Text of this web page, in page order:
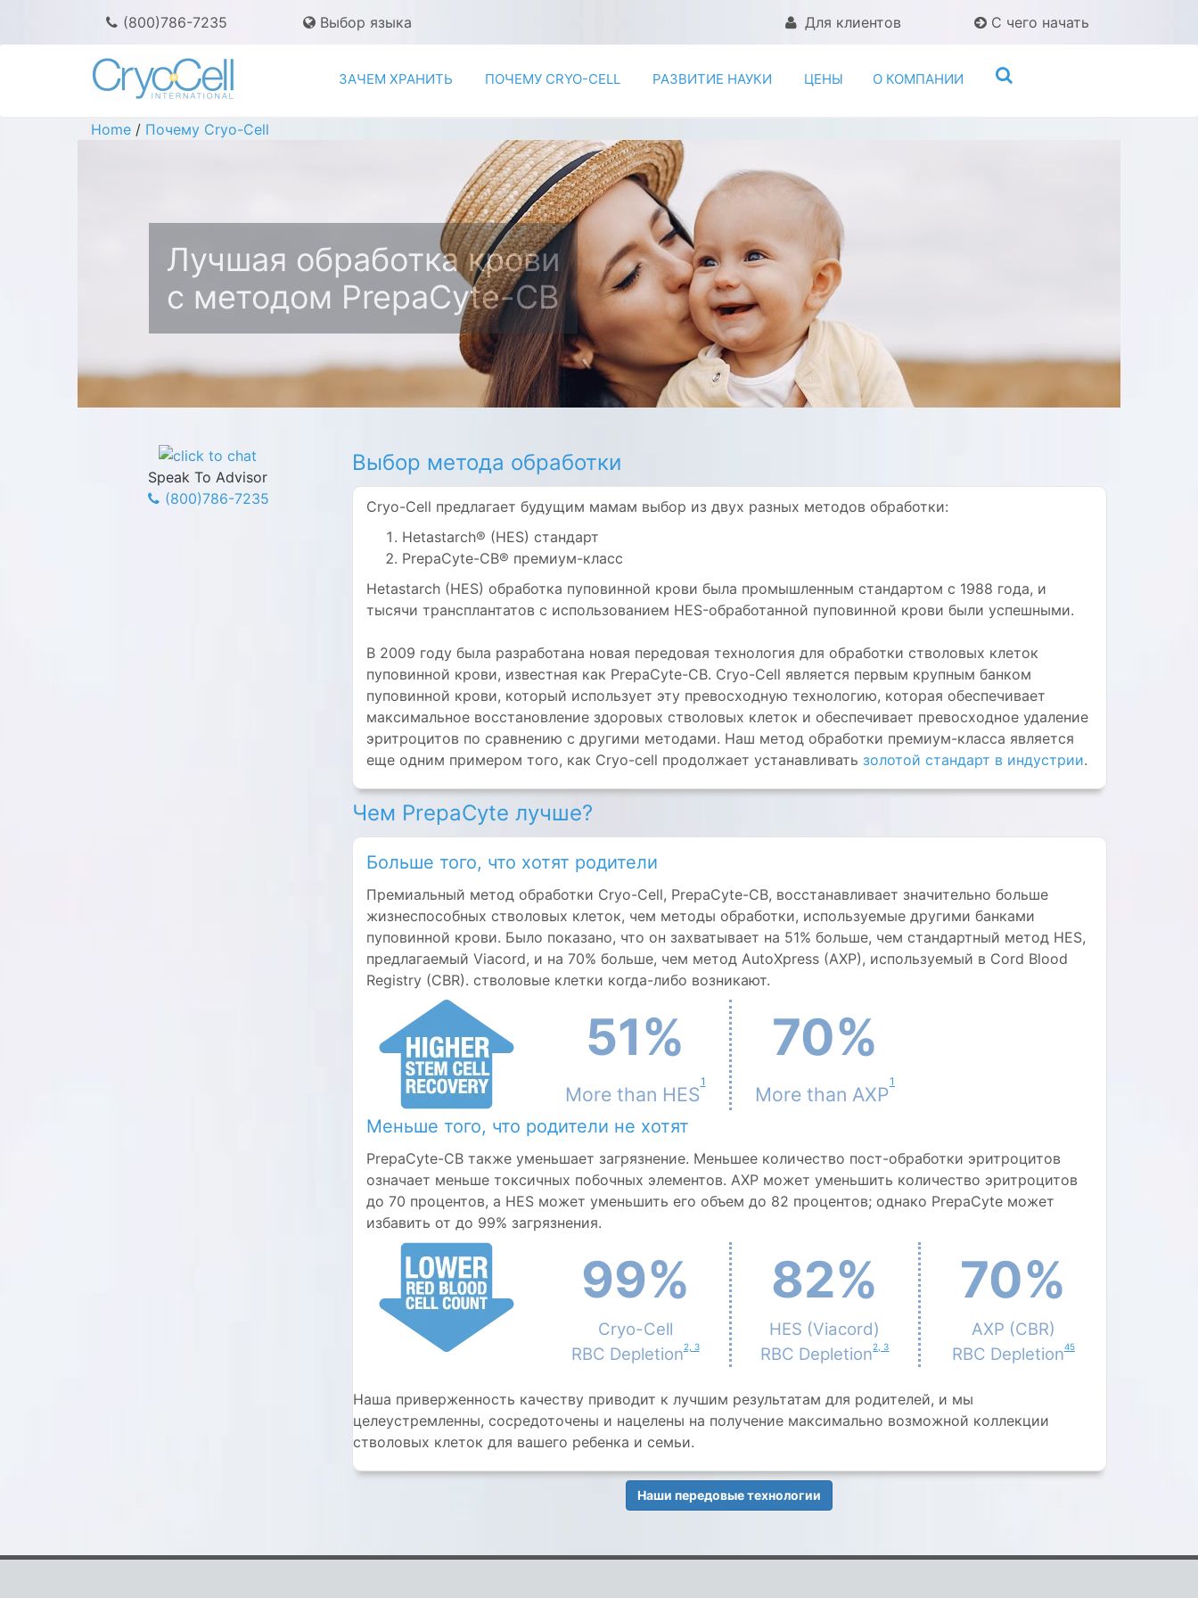
(800)786-7235 Выбор языка Для клиентов С чего начать
ЗАЧЕМ ХРАНИТЬ ПОЧЕМУ CRYO-CELL РАЗВИТИЕ НАУКИ ЦЕНЫ О КОМПАНИИ
Home / Почему Cryo-Cell
Лучшая обработка крови
с методом PrepaCyte-CB
Speak To Advisor
(800)786-7235
Выбор метода обработки
Cryo-Cell предлагает будущим мамам выбор из двух разных методов обработки:
Hetastarch® (HES) стандарт
PrepaCyte-CB® премиум-класс
Hetastarch (HES) обработка пуповинной крови была промышленным стандартом с 1988 года, и
тысячи трансплантатов с использованием HES-обработанной пуповинной крови были успешными.
В 2009 году была разработана новая передовая технология для обработки стволовых клеток
пуповинной крови, известная как PrepaCyte-CB. Cryo-Cell является первым крупным банком
пуповинной крови, который использует эту превосходную технологию, которая обеспечивает
максимальное восстановление здоровых стволовых клеток и обеспечивает превосходное удаление
эритроцитов по сравнению с другими методами. Наш метод обработки премиум-класса является
еще одним примером того, как Cryo-cell продолжает устанавливать золотой стандарт в индустрии.
Чем PrepaCyte лучше?
Больше того, что хотят родители
Премиальный метод обработки Cryo-Cell, PrepaCyte-CB, восстанавливает значительно больше
жизнеспособных стволовых клеток, чем методы обработки, используемые другими банками
пуповинной крови. Было показано, что он захватывает на 51% больше, чем стандартный метод HES,
предлагаемый Viacord, и на 70% больше, чем метод AutoXpress (AXP), используемый в Cord Blood
Registry (CBR). стволовые клетки когда-либо возникают.
51%
More than HES
1
70%
More than AXP
1
Меньше того, что родители не хотят
PrepaCyte-CB также уменьшает загрязнение. Меньшее количество пост-обработки эритроцитов
означает меньше токсичных побочных элементов. AXP может уменьшить количество эритроцитов
до 70 процентов, а HES может уменьшить его объем до 82 процентов; однако PrepaCyte может
избавить от до 99% загрязнения.
99%
Cryo-Cell
RBC Depletion2, 3
82%
HES (Viacord)
RBC Depletion2, 3
70%
AXP (CBR)
RBC Depletion45
Наша приверженность качеству приводит к лучшим результатам для родителей, и мы
целеустремленны, сосредоточены и нацелены на получение максимально возможной коллекции
стволовых клеток для вашего ребенка и семьи.
Наши передовые технологии